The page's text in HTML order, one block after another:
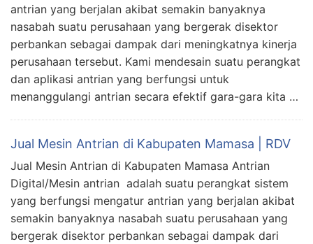
antrian yang berjalan akibat semakin banyaknya
nasabah suatu perusahaan yang bergerak disektor
perbankan sebagai dampak dari meningkatnya kinerja
perusahaan tersebut. Kami mendesain suatu perangkat
dan aplikasi antrian yang berfungsi untuk
menanggulangi antrian secara efektif gara-gara kita …
Jual Mesin Antrian di Kabupaten Mamasa | RDV
Jual Mesin Antrian di Kabupaten Mamasa Antrian
Digital/Mesin antrian adalah suatu perangkat sistem
yang berfungsi mengatur antrian yang berjalan akibat
semakin banyaknya nasabah suatu perusahaan yang
bergerak disektor perbankan sebagai dampak dari